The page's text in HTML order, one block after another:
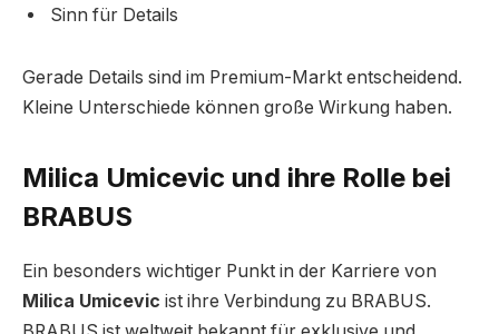
Sinn für Details
Gerade Details sind im Premium-Markt entscheidend.
Kleine Unterschiede können große Wirkung haben.
Milica Umicevic und ihre Rolle bei
BRABUS
Ein besonders wichtiger Punkt in der Karriere von
Milica Umicevic ist ihre Verbindung zu BRABUS.